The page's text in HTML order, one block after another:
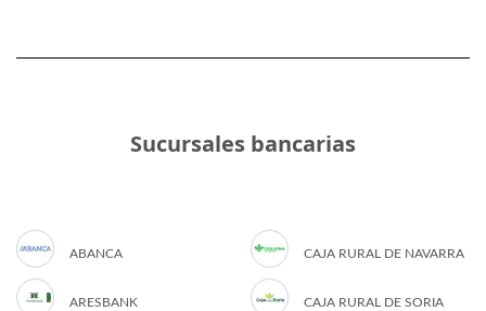
Sucursales bancarias
ABANCA
ARESBANK
CAJA RURAL DE NAVARRA
CAJA RURAL DE SORIA